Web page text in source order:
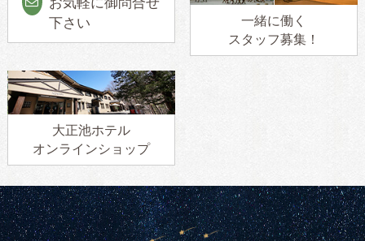
お気軽に御問合せ
下さい
一緒に働く
スタッフ募集！
大正池ホテル
オンラインショップ